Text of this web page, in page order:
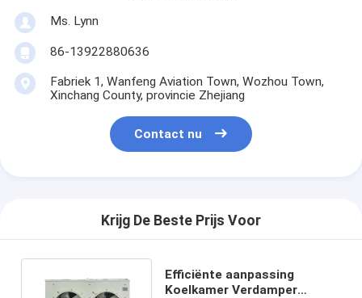
Ms. Lynn
86-13922880636
Fabriek 1, Wanfeng Aviation Town, Wozhou Town,
Xinchang County, provincie Zhejiang
Contact nu
Krijg De Beste Prijs Voor
Efficiënte aanpassing
Koelkamer Verdamper